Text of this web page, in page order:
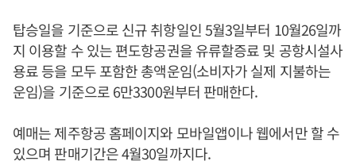
탑승일을 기준으로 신규 취항일인 5월3일부터 10월26일까
지 이용할 수 있는 편도항공권을 유류할증료 및 공항시설사
용료 등을 모두 포함한 총액운임(소비자가 실제 지불하는
운임)을 기준으로 6만3300원부터 판매한다.
예매는 제주항공 홈페이지와 모바일앱이나 웹에서만 할 수
있으며 판매기간은 4월30일까지다.